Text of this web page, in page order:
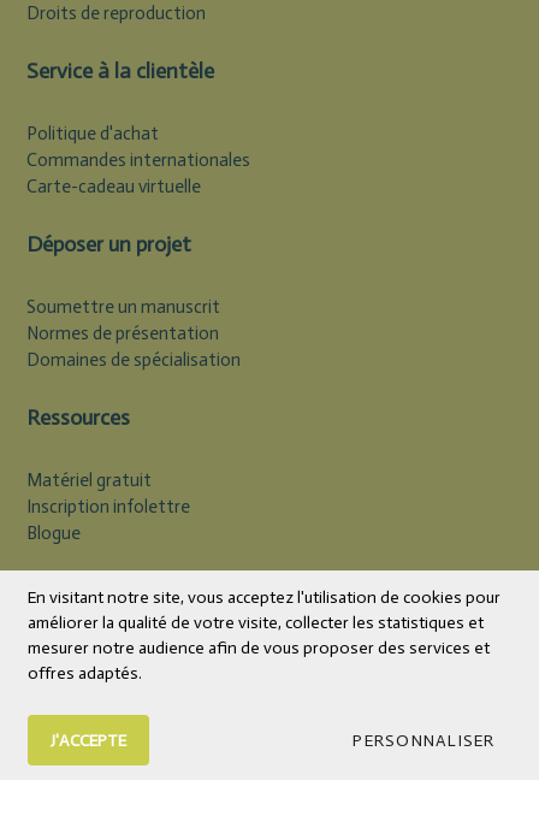
Droits de reproduction
Service à la clientèle
Politique d'achat
Commandes internationales
Carte-cadeau virtuelle
Déposer un projet
Soumettre un manuscrit
Normes de présentation
Domaines de spécialisation
Ressources
Matériel gratuit
Inscription infolettre
Blogue
© 2026 Éditions Midi Trente | Livres et outils psychoéducatifs
En visitant notre site, vous acceptez l'utilisation de cookies pour
améliorer la qualité de votre visite, collecter les statistiques et
mesurer notre audience afin de vous proposer des services et
offres adaptés.
J'ACCEPTE PERSONNALISER